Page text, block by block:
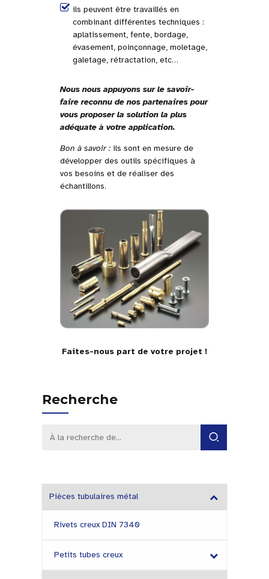
ils peuvent être travaillés en
combinant différentes techniques :
aplatissement, fente, bordage,
évasement, poinçonnage, moletage,
galetage, rétractation, etc…
Nous nous appuyons sur le savoir-
faire reconnu de nos partenaires pour
vous proposer la solution la plus
adéquate à votre application.
Bon à savoir : ils sont en mesure de
développer des outils spécifiques à
vos besoins et de réaliser des
échantillons.
Faites-nous part de votre projet !
Recherche
Pièces tubulaires métal
Rivets creux DIN 7340
Petits tubes creux